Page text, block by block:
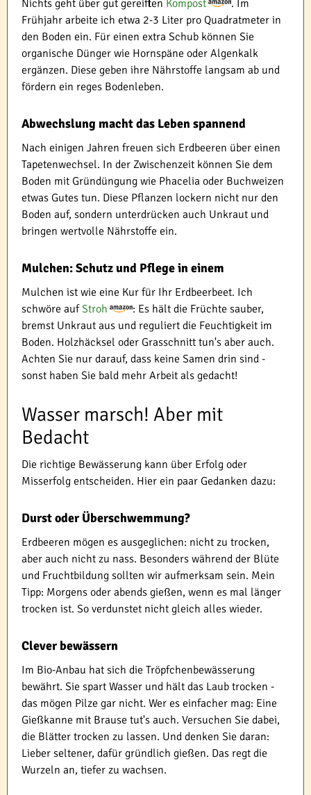
Nichts geht über gut gereiften Kompost
. Im
Frühjahr arbeite ich etwa 2-3 Liter pro Quadratmeter in
den Boden ein. Für einen extra Schub können Sie
organische Dünger wie Hornspäne oder Algenkalk
ergänzen. Diese geben ihre Nährstoffe langsam ab und
fördern ein reges Bodenleben.
Abwechslung macht das Leben spannend
Nach einigen Jahren freuen sich Erdbeeren über einen
Tapetenwechsel. In der Zwischenzeit können Sie dem
Boden mit Gründüngung wie Phacelia oder Buchweizen
etwas Gutes tun. Diese Pflanzen lockern nicht nur den
Boden auf, sondern unterdrücken auch Unkraut und
bringen wertvolle Nährstoffe ein.
Mulchen: Schutz und Pflege in einem
Mulchen ist wie eine Kur für Ihr Erdbeerbeet. Ich
schwöre aufStroh
: Es hält die Früchte sauber,
bremst Unkraut aus und reguliert die Feuchtigkeit im
Boden. Holzhäcksel oder Grasschnitt tun's aber auch.
Achten Sie nur darauf, dass keine Samen drin sind -
sonst haben Sie bald mehr Arbeit als gedacht!
Wasser marsch! Aber mit
Bedacht
Die richtige Bewässerung kann über Erfolg oder
Misserfolg entscheiden. Hier ein paar Gedanken dazu:
Durst oder Überschwemmung?
Erdbeeren mögen es ausgeglichen: nicht zu trocken,
aber auch nicht zu nass. Besonders während der Blüte
und Fruchtbildung sollten wir aufmerksam sein. Mein
Tipp: Morgens oder abends gießen, wenn es mal länger
trocken ist. So verdunstet nicht gleich alles wieder.
Clever bewässern
Im Bio-Anbau hat sich die Tröpfchenbewässerung
bewährt. Sie spart Wasser und hält das Laub trocken -
das mögen Pilze gar nicht. Wer es einfacher mag: Eine
Gießkanne mit Brause tut's auch. Versuchen Sie dabei,
die Blätter trocken zu lassen. Und denken Sie daran:
Lieber seltener, dafür gründlich gießen. Das regt die
Wurzeln an, tiefer zu wachsen.